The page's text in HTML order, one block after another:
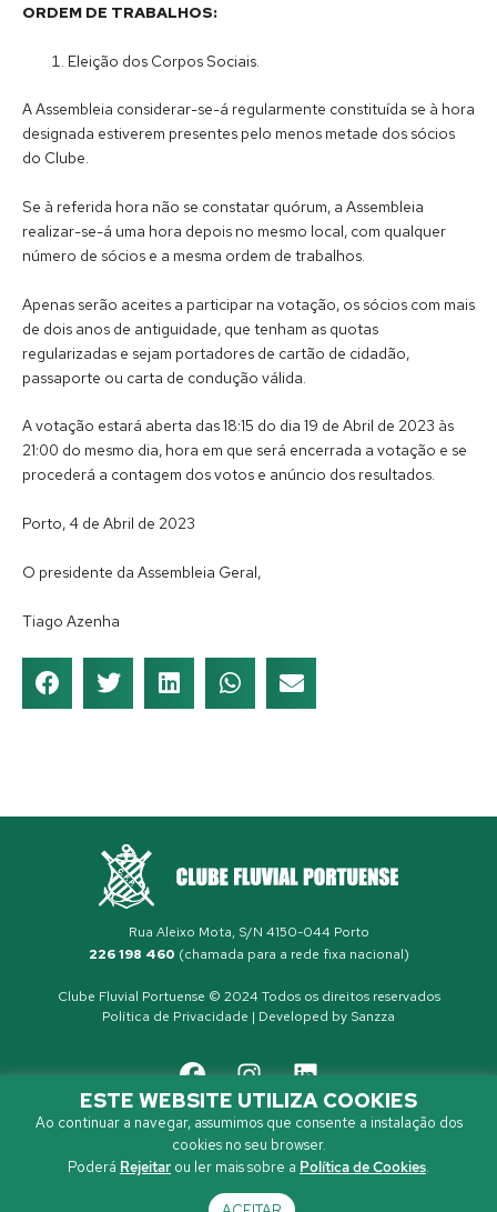
ORDEM DE TRABALHOS:
Eleição dos Corpos Sociais.
A Assembleia considerar-se-á regularmente constituída se à hora
designada estiverem presentes pelo menos metade dos sócios
do Clube.
Se à referida hora não se constatar quórum, a Assembleia
realizar-se-á uma hora depois no mesmo local, com qualquer
número de sócios e a mesma ordem de trabalhos.
Apenas serão aceites a participar na votação, os sócios com mais
de dois anos de antiguidade, que tenham as quotas
regularizadas e sejam portadores de cartão de cidadão,
passaporte ou carta de condução válida.
A votação estará aberta das 18:15 do dia 19 de Abril de 2023 às
21:00 do mesmo dia, hora em que será encerrada a votação e se
procederá a contagem dos votos e anúncio dos resultados.
Porto, 4 de Abril de 2023
O presidente da Assembleia Geral,
Tiago Azenha
Rua Aleixo Mota, S/N 4150-044 Porto
226 198 460 (chamada para a rede fixa nacional)
Clube Fluvial Portuense © 2024 Todos os direitos reservados
Política de Privacidade | Developed by Sanzza
ESTE WEBSITE UTILIZA COOKIES
Ao continuar a navegar, assumimos que consente a instalação dos
cookies no seu browser.
Poderá Rejeitar ou ler mais sobre a Política de Cookies.